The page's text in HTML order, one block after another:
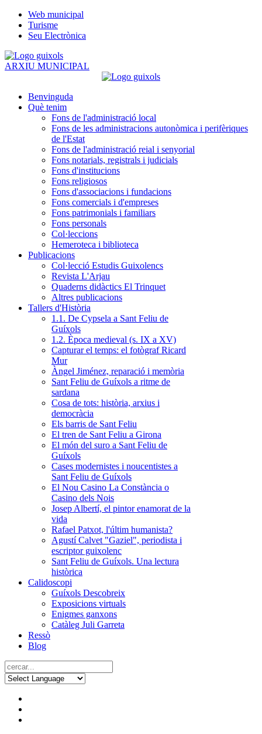
Web municipal
Turisme
Seu Electrònica
ARXIU MUNICIPAL
Benvinguda
Què tenim
Fons de l'administració local
Fons de les administracions autonòmica i perifèriques
de l'Estat
Fons de l'administració reial i senyorial
Fons notarials, registrals i judicials
Fons d'institucions
Fons religiosos
Fons d'associacions i fundacions
Fons comercials i d'empreses
Fons patrimonials i familiars
Fons personals
Col·leccions
Hemeroteca i biblioteca
Publicacions
Col·lecció Estudis Guixolencs
Revista L'Arjau
Quaderns didàctics El Trinquet
Altres publicacions
Tallers d'Història
1.1. De Cypsela a Sant Feliu de
Guíxols
1.2. Època medieval (s. IX a XV)
Capturar el temps: el fotògraf Ricard
Mur
Àngel Jiménez, reparació i memòria
Sant Feliu de Guíxols a ritme de
sardana
Cosa de tots: història, arxius i
democràcia
Els barris de Sant Feliu
El tren de Sant Feliu a Girona
El món del suro a Sant Feliu de
Guíxols
Cases modernistes i noucentistes a
Sant Feliu de Guíxols
El Nou Casino La Constància o
Casino dels Nois
Josep Albertí, el pintor enamorat de la
vida
Rafael Patxot, l'últim humanista?
Agustí Calvet "Gaziel", periodista i
escriptor guixolenc
Sant Feliu de Guíxols. Una lectura
històrica
Calidoscopi
Guíxols Descobreix
Exposicions virtuals
Enigmes ganxons
Catàleg Juli Garreta
Ressò
Blog